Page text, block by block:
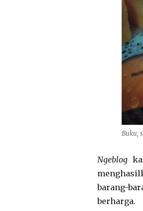
Buku,
Ngeblog
barang-
berharga.